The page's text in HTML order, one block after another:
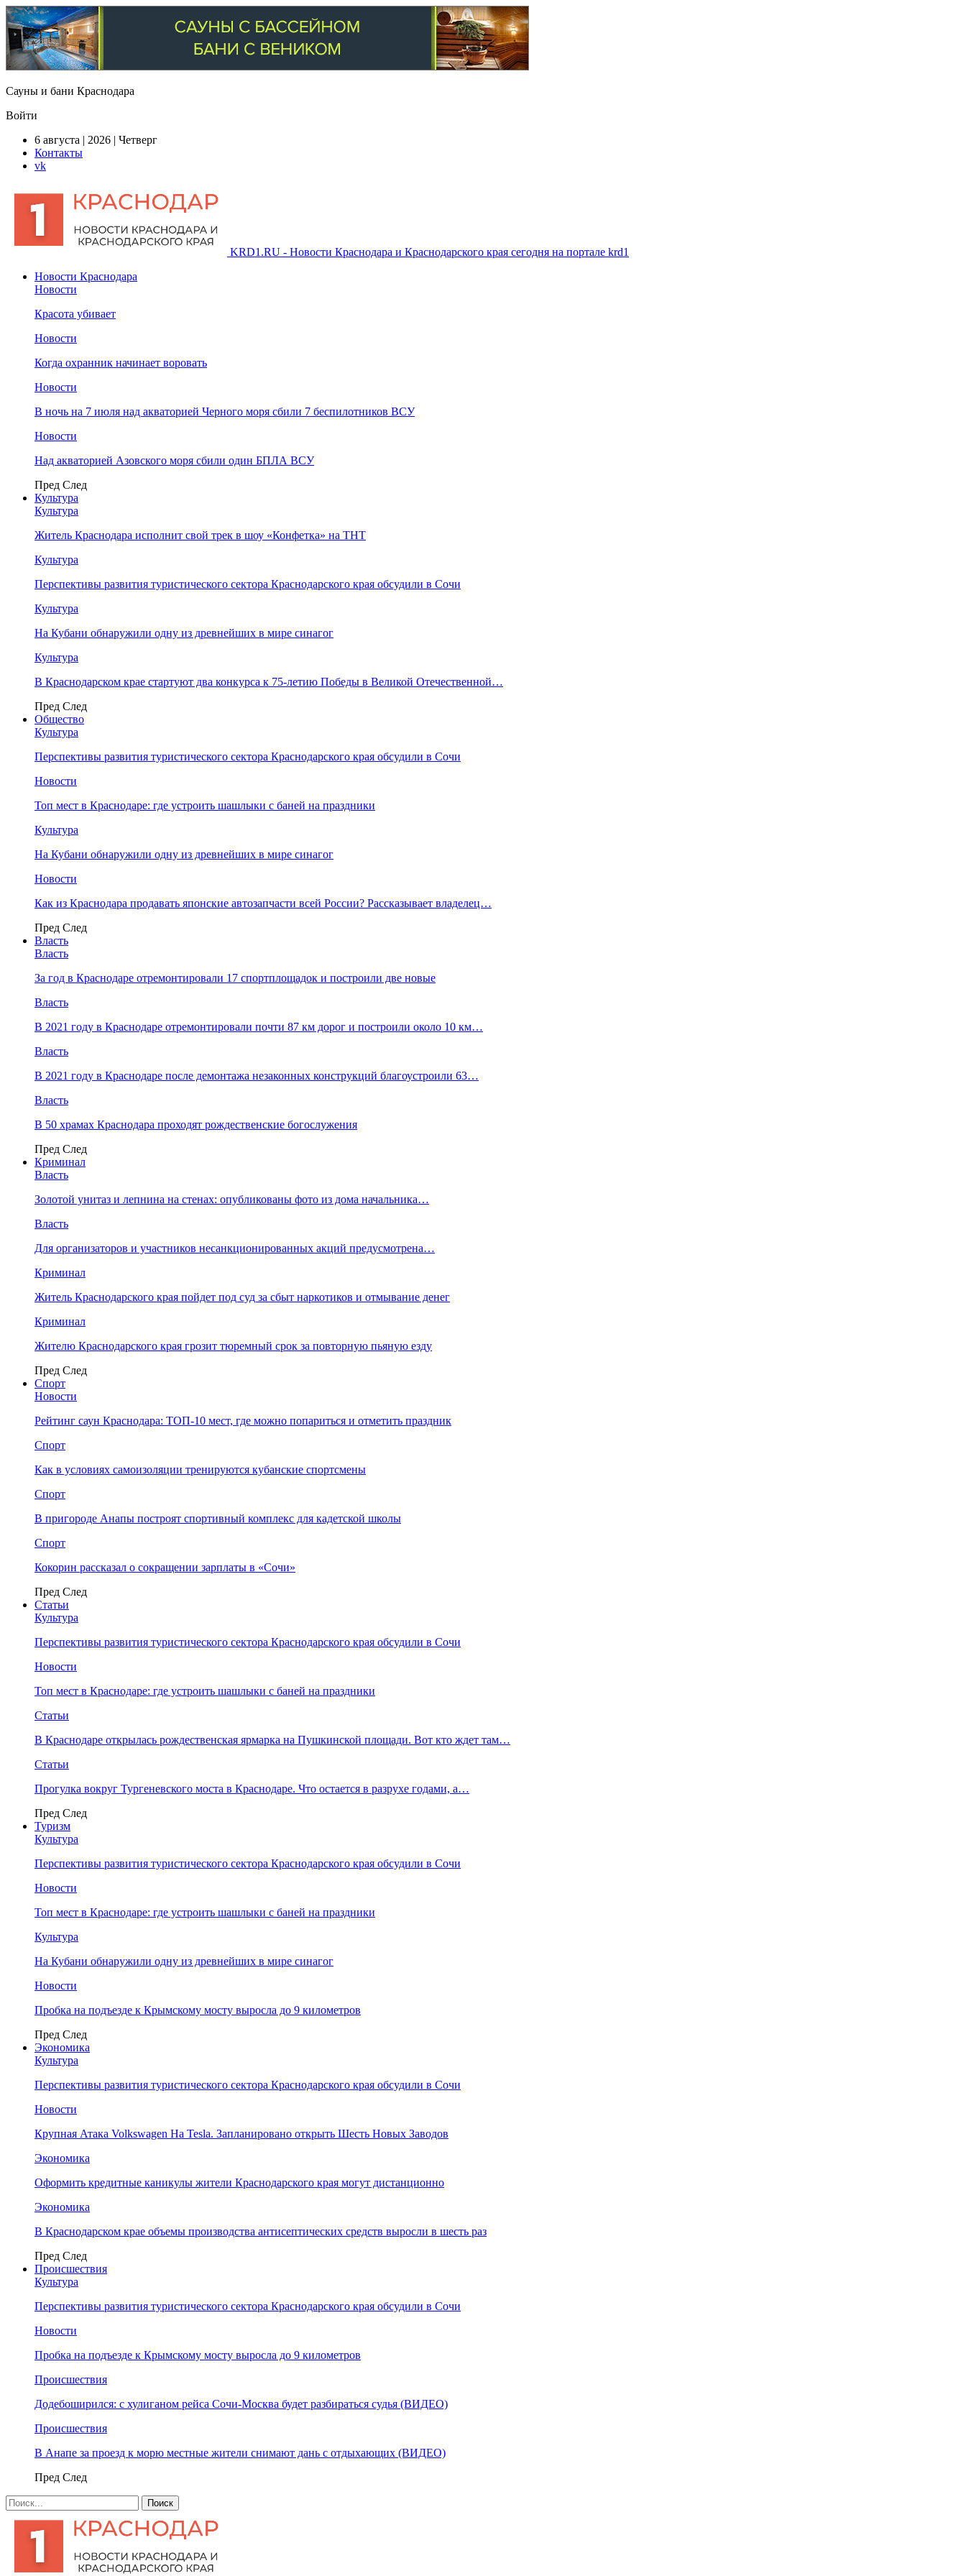
Сауны и бани Краснодара
Войти
6 августа | 2026 | Четверг
Контакты
vk
KRD1.RU - Новости Краснодара и Краснодарского края сегодня на портале krd1
Новости Краснодара
Новости
Красота убивает
Новости
Когда охранник начинает воровать
Новости
В ночь на 7 июля над акваторией Черного моря сбили 7 беспилотников ВСУ
Новости
Над акваторией Азовского моря сбили один БПЛА ВСУ
Пред След
Культура
Культура
Житель Краснодара исполнит свой трек в шоу «Конфетка» на ТНТ
Культура
Перспективы развития туристического сектора Краснодарского края обсудили в Сочи
Культура
На Кубани обнаружили одну из древнейших в мире синагог
Культура
В Краснодарском крае стартуют два конкурса к 75-летию Победы в Великой Отечественной…
Пред След
Общество
Культура
Перспективы развития туристического сектора Краснодарского края обсудили в Сочи
Новости
Топ мест в Краснодаре: где устроить шашлыки с баней на праздники
Культура
На Кубани обнаружили одну из древнейших в мире синагог
Новости
Как из Краснодара продавать японские автозапчасти всей России? Рассказывает владелец…
Пред След
Власть
Власть
За год в Краснодаре отремонтировали 17 спортплощадок и построили две новые
Власть
В 2021 году в Краснодаре отремонтировали почти 87 км дорог и построили около 10 км…
Власть
В 2021 году в Краснодаре после демонтажа незаконных конструкций благоустроили 63…
Власть
В 50 храмах Краснодара проходят рождественские богослужения
Пред След
Криминал
Власть
​Золотой унитаз и лепнина на стенах: опубликованы фото из дома начальника…
Власть
Для организаторов и участников несанкционированных акций предусмотрена…
Криминал
Житель Краснодарского края пойдет под суд за сбыт наркотиков и отмывание денег
Криминал
Жителю Краснодарского края грозит тюремный срок за повторную пьяную езду
Пред След
Спорт
Новости
Рейтинг саун Краснодара: ТОП-10 мест, где можно попариться и отметить праздник
Спорт
Как в условиях самоизоляции тренируются кубанские спортсмены
Спорт
В пригороде Анапы построят спортивный комплекс для кадетской школы
Спорт
Кокорин рассказал о сокращении зарплаты в «Сочи»
Пред След
Статьи
Культура
Перспективы развития туристического сектора Краснодарского края обсудили в Сочи
Новости
Топ мест в Краснодаре: где устроить шашлыки с баней на праздники
Статьи
В Краснодаре открылась рождественская ярмарка на Пушкинской площади. Вот кто ждет там…
Статьи
Прогулка вокруг Тургеневского моста в Краснодаре. Что остается в разрухе годами, а…
Пред След
Туризм
Культура
Перспективы развития туристического сектора Краснодарского края обсудили в Сочи
Новости
Топ мест в Краснодаре: где устроить шашлыки с баней на праздники
Культура
На Кубани обнаружили одну из древнейших в мире синагог
Новости
Пробка на подъезде к Крымскому мосту выросла до 9 километров
Пред След
Экономика
Культура
Перспективы развития туристического сектора Краснодарского края обсудили в Сочи
Новости
Крупная Атака Volkswagen На Tesla. Запланировано открыть Шесть Новых Заводов
Экономика
Оформить кредитные каникулы жители Краснодарского края могут дистанционно
Экономика
В Краснодарском крае объемы производства антисептических средств выросли в шесть раз
Пред След
Происшествия
Культура
Перспективы развития туристического сектора Краснодарского края обсудили в Сочи
Новости
Пробка на подъезде к Крымскому мосту выросла до 9 километров
Происшествия
Додебоширился: с хулиганом рейса Сочи-Москва будет разбираться судья (ВИДЕО)
Происшествия
В Анапе за проезд к морю местные жители снимают дань с отдыхающих (ВИДЕО)
Пред След